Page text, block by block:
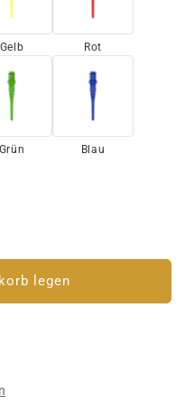
Gelb Rot
Grün Blau
legen